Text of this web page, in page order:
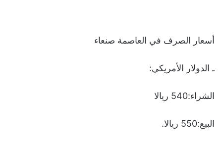
أسعار الصرف في العاصمة صنعاء
ـ الدولار الأمريكي:
الشراء:540 ريالا
البيع:550 ريالا.